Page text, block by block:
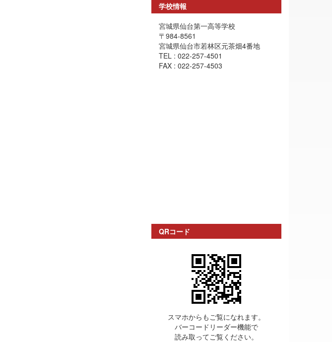
学校情報
宮城県仙台第一高等学校
〒984-8561
宮城県仙台市若林区元茶畑4番地
TEL : 022-257-4501
FAX : 022-257-4503
QRコード
スマホからもご覧になれます。
バーコードリーダー機能で
読み取ってご覧ください。